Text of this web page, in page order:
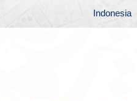
Indonesia